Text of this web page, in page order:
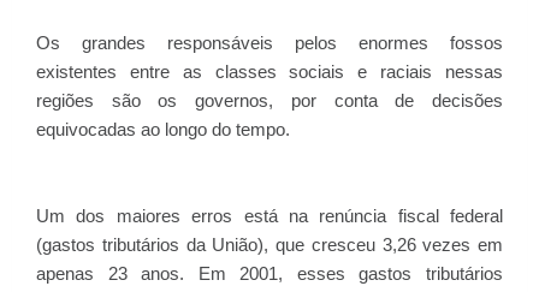
Os grandes responsáveis pelos enormes fossos
existentes entre as classes sociais e raciais nessas
regiões são os governos, por conta de decisões
equivocadas ao longo do tempo.
Um dos maiores erros está na renúncia fiscal federal
(gastos tributários da União), que cresceu 3,26 vezes em
apenas 23 anos. Em 2001, esses gastos tributários